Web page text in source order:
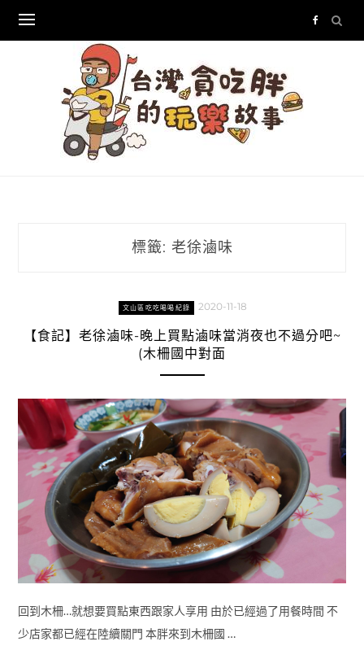
content
標籤: 老徐滷味
文山區吃吃喝喝紀錄 2020-11-18
【食記】老徐滷味-晚上買點滷味當消夜也不過分吧~
(木柵國中對面
回到木柵…就想要買點東西跟家人享用 由於已經過了用餐時間 不
少店家都已經在陸續關門 本胖來到木柵國 …